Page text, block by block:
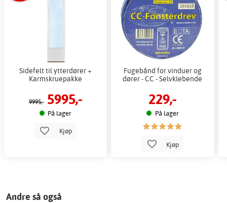
Sidefelt til ytterdører +
Karmskruepakke
9995,- 5995,-
På lager
Kjøp
Fugebånd for vinduer og
dører - CC - Selvklebende
229,-
På lager
Kjøp
Andre så også